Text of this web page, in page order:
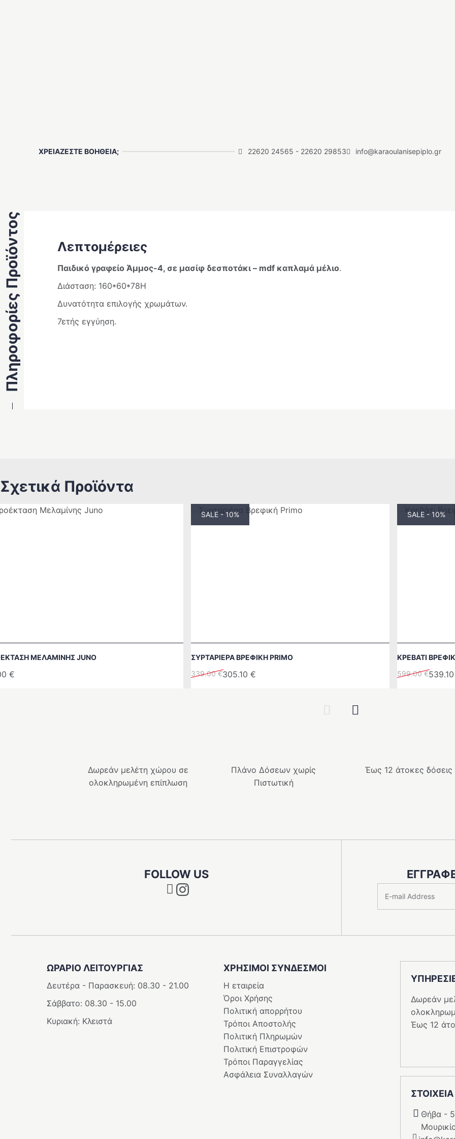
ΧΡΕΙΑΖΕΣΤΕ ΒΟΗΘΕΙΑ; 22620 24565 - 22620 29853 info@karaoulanisepiplo.gr
Πληροφορίες Προϊόντος Λεπτομέρειες
Παιδικό γραφείο Άμμος-4, σε μασίφ δεσποτάκι – mdf καπλαμά μέλιο.
Διάσταση: 160*60*78Η
Δυνατότητα επιλογής χρωμάτων.
7ετής εγγύηση.
Σχετικά Προϊόντα
Previous
ΜΕΛΑΜΊΝΗΣ JUNO
€
SALE - 10%
ΣΥΡΤΑΡΙΈΡΑ ΒΡΕΦΙΚΉ PRIMO
339.00€
Original 305.10 €
Η
SALE - 10%
ΚΡΕΒΆΤΙ
599.00€
Original 539.10
Η
Next
Δωρεάν μελέτη χώρου σε
ολοκληρωμένη επίπλωση
Πλάνο Δόσεων χωρίς
Πιστωτική
Έως 12 άτοκες δόσεις
FOLLOW US
Instagram
ΩΡΑΡΙΟ ΛΕΙΤΟΥΡΓΊΑΣ
Δευτέρα - Παρασκευή: 08.30 - 21.00
Σάββατο: 08.30 - 15.00
Κυριακή: Κλειστά
ΧΡΗΣΙΜΟΙ ΣΥΝΔΕΣΜΟΙ
Η εταιρεία
Όροι Χρήσης
Πολιτική απορρήτου
Τρόποι Αποστολής
Πολιτική Πληρωμών
Πολιτική Επιστροφών
Τρόποι Παραγγελίας
Ασφάλεια Συναλλαγών
Δωρεάν
Έως 12
Θήβα -